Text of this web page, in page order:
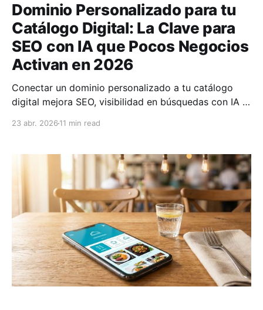
Dominio Personalizado para tu
Catálogo Digital: La Clave para
SEO con IA que Pocos Negocios
Activan en 2026
Conectar un dominio personalizado a tu catálogo
digital mejora SEO, visibilidad en búsquedas con IA y
23 abr. 2026 11 min read